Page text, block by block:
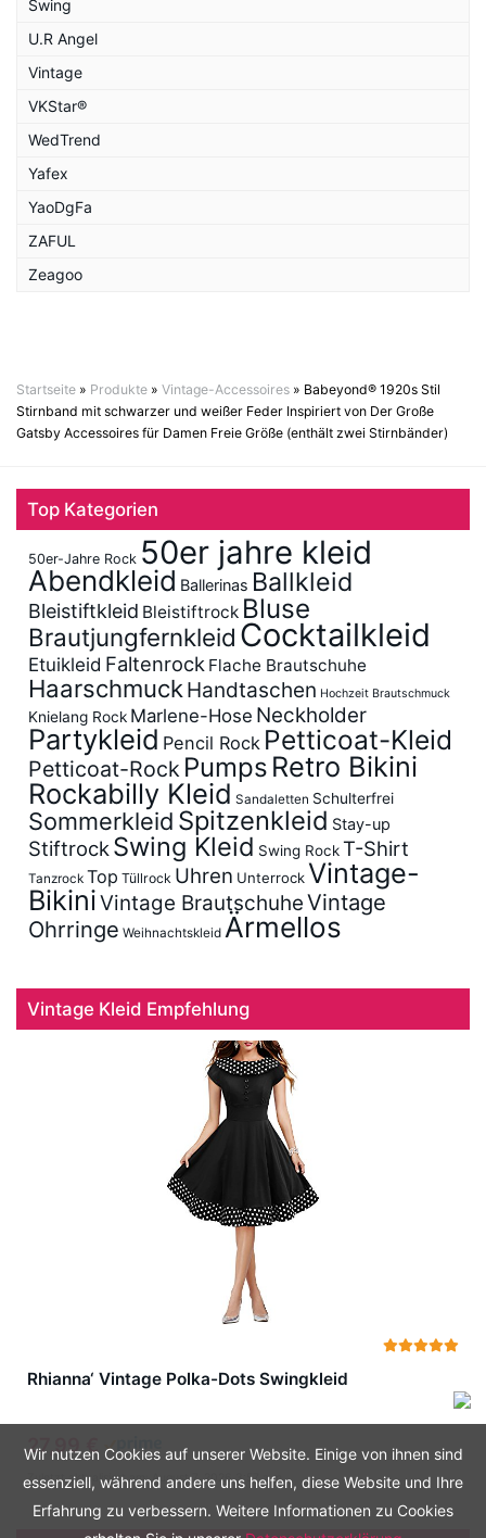
Swing
U.R Angel
Vintage
VKStar®
WedTrend
Yafex
YaoDgFa
ZAFUL
Zeagoo
Startseite » Produkte » Vintage-Accessoires » Babeyond® 1920s Stil
Stirnband mit schwarzer und weißer Feder Inspiriert von Der Große
Gatsby Accessoires für Damen Freie Größe (enthält zwei Stirnbänder)
Top Kategorien
50er-Jahre Rock 50er jahre kleid
Abendkleid Ballerinas Ballkleid
Bleistiftkleid Bleistiftrock Bluse
Brautjungfernkleid Cocktailkleid
Etuikleid Faltenrock Flache Brautschuhe
Haarschmuck Handtaschen Hochzeit Brautschmuck
Knielang Rock Marlene-Hose Neckholder
Partykleid Pencil Rock Petticoat-Kleid
Petticoat-Rock Pumps Retro Bikini
Rockabilly Kleid Sandaletten Schulterfrei
Sommerkleid Spitzenkleid Stay-up
Stiftrock Swing Kleid Swing RockT-Shirt
Tanzrock Top Tüllrock Uhren UnterrockVintage-
BikiniVintage BrautschuheVintage
Ohrringe Weihnachtskleid Ärmellos
Vintage Kleid Empfehlung
Rhianna‘ Vintage Polka-Dots Swingkleid
27,99 €
Zuletzt aktualisiert am: August 7, 2026 3:57 a.m.
Wir nutzen Cookies auf unserer Website. Einige von ihnen sind
essenziell, während andere uns helfen, diese Website und Ihre
Erfahrung zu verbessern. Weitere Informationen zu Cookies